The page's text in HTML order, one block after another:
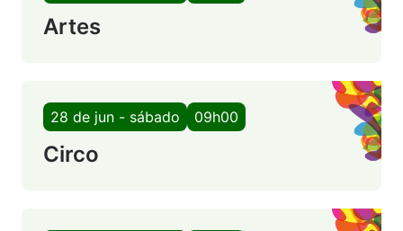
Artes
28 de jun - sábado 09h00
Circo